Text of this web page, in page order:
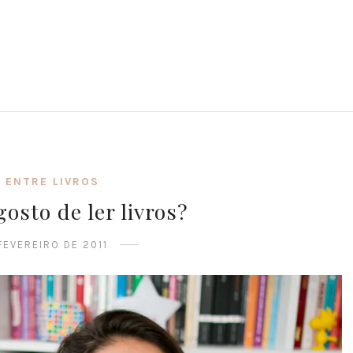
ENTRE LIVROS
de ler livros?
DE 2011